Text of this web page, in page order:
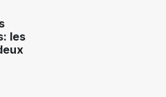
les